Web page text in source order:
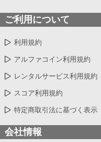
ご利用について
利用規約
アルファコイン利用規約
レンタルサービス利用規約
スコア利用規約
特定商取引法に基づく表示
会社情報